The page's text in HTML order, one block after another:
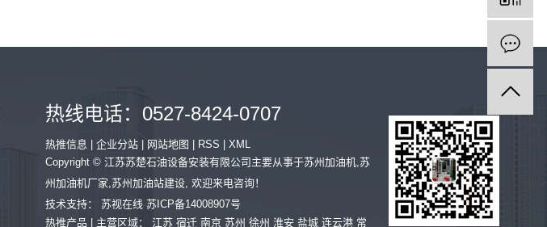
热线电话： 0527-8424-0707
热推信息 | 企业分站 | 网站地图 | RSS | XML
Copyright © 江苏苏楚石油设备安装有限公司主要从事于苏州加油机 苏
州加油机厂家 苏州加油站建设 , 欢迎来电咨询！
技术支持： 苏视在线 苏ICP备14008907号
热推产品 | 主营区域： 江苏 宿迁 南京 苏州 徐州 淮安 盐城 连云港 常